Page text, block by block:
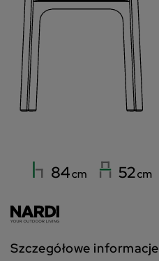
Szczegółowe informacje